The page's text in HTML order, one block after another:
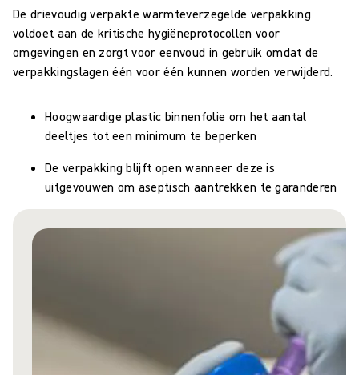
De drievoudig verpakte warmteverzegelde verpakking
voldoet aan de kritische hygiëneprotocollen voor
omgevingen en zorgt voor eenvoud in gebruik omdat de
verpakkingslagen één voor één kunnen worden verwijderd.
Hoogwaardige plastic binnenfolie om het aantal
deeltjes tot een minimum te beperken
De verpakking blijft open wanneer deze is
uitgevouwen om aseptisch aantrekken te garanderen